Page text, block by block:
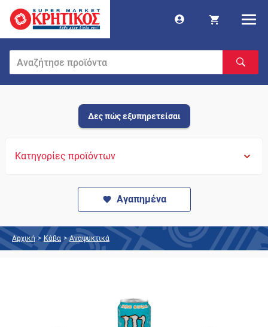
Δες πώς εξυπηρετείσαι
Κατηγορίες προϊόντων
Αγαπημένα
Αρχική > Κάβα > Αναψυκτικά